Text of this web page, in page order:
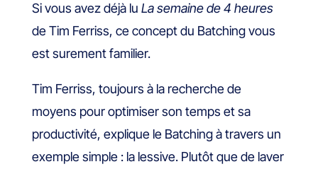
Si vous avez déjà lu La semaine de 4 heures
de Tim Ferriss, ce concept du Batching vous
est surement familier.
Tim Ferriss, toujours à la recherche de
moyens pour optimiser son temps et sa
productivité, explique le Batching à travers un
exemple simple : la lessive. Plutôt que de laver